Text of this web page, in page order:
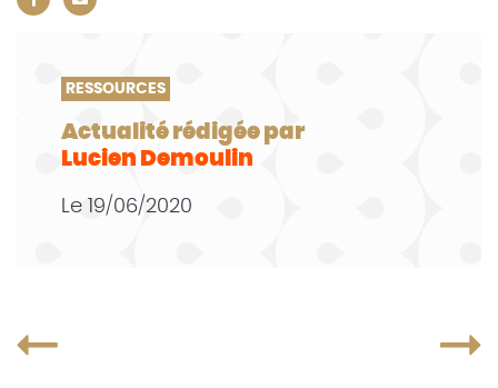
RESSOURCES
Actualité rédigée par
Lucien Demoulin
Le 19/06/2020